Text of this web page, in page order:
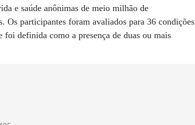
e saúde anônimas de meio milhão de
Os participantes foram avaliados para 36 condições
definida como a presença de duas ou mais